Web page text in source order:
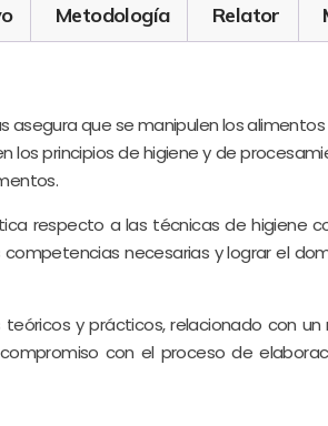
Metodología Relator
asegura que se manipulen los
principios de higiene y de
respecto a las técnicas de higiene
necesarias y lograr el
y prácticos, relacionado con
con el proceso de